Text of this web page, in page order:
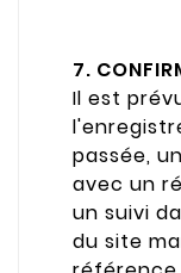
7.
Il est
passée,
avec un
un suivi
du site